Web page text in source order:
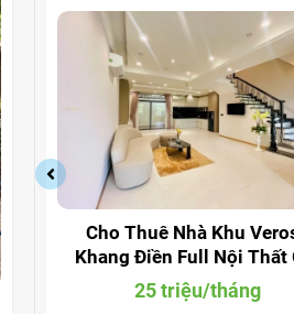
Cho Thuê Nhà Khu
Khang Điền Full Nội Thất
Siêu Rẻ
25 triệu/tháng